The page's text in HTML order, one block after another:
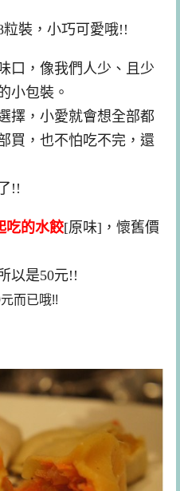
裝，小巧可愛哦!!
口，像我們人少、且少
小包裝。
擇，小愛就會想全部都
買，也不怕吃不完，還
!!
吃的水餃[原味]，懷舊價
以是50元!!
而已哦!!